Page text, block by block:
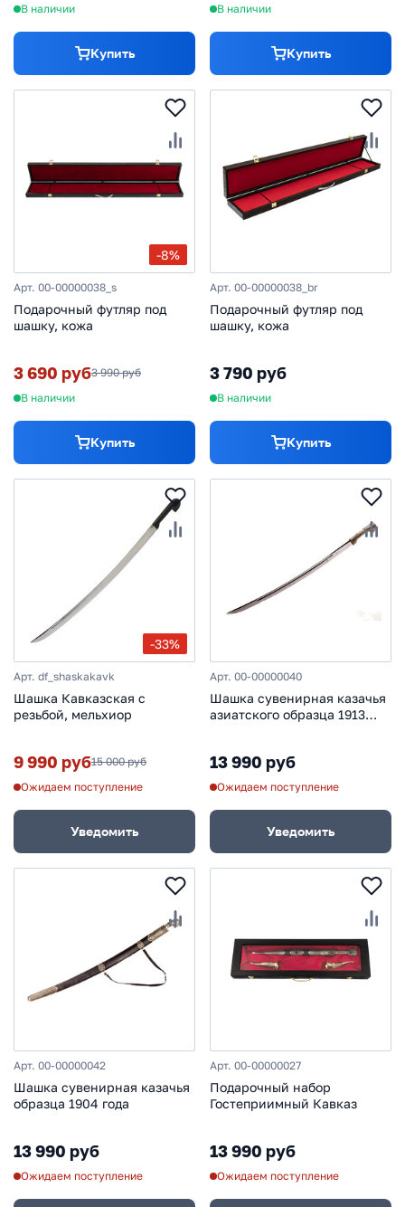
В наличии
Купить
В наличии
Купить
-8%
Арт. 00-00000038_s
Подарочный футляр под
шашку, кожа
3 690 руб3 990 руб
В наличии
Купить
Арт. 00-00000038_br
Подарочный футляр под
шашку, кожа
3 790 руб
В наличии
Купить
-33%
Арт. df_shaskakavk
Шашка Кавказская с
резьбой, мельхиор
9 990 руб15 000 руб
Ожидаем поступление
Уведомить
Арт. 00-00000040
Шашка сувенирная казачья
азиатского образца 1913
13 990 руб
Ожидаем поступление
Уведомить
Арт. 00-00000042
Шашка сувенирная казачья
образца 1904 года
13 990 руб
Ожидаем поступление
Арт. 00-00000027
Подарочный набор
Гостеприимный Кавказ
13 990 руб
Ожидаем поступление